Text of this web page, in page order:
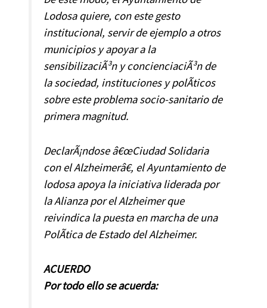
Lodosa quiere, con este gesto
institucional, servir de ejemplo a otros
municipios y apoyar a la
sensibilizaciÃ³n y concienciaciÃ³n de
la sociedad, instituciones y polÃ­ticos
sobre este problema socio-sanitario de
primera magnitud.
DeclarÃ¡ndose â€œCiudad Solidaria
con el Alzheimerâ€, el Ayuntamiento de
lodosa apoya la iniciativa liderada por
la Alianza por el Alzheimer que
reivindica la puesta en marcha de una
PolÃ­tica de Estado del Alzheimer.
ACUERDO
Por todo ello se acuerda: